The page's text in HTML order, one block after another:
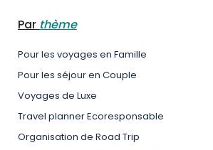
Par thème
Pour les voyages en Famille
Pour les séjour en Couple
Voyages de Luxe
Travel planner Ecoresponsable
Organisation de Road Trip